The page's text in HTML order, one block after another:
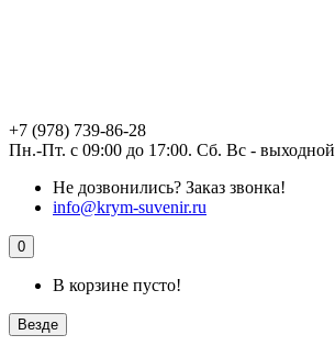
+7 (978) 739-86-28
Пн.-Пт. с 09:00 до 17:00. Сб. Вс - выходной
Не дозвонились? Заказ звонка!
info@krym-suvenir.ru
0
В корзине пусто!
Везде